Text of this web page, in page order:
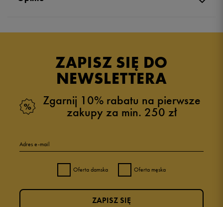
ZAPISZ SIĘ DO
NEWSLETTERA
Zgarnij 10% rabatu na pierwsze
zakupy za min. 250 zł
Adres e-mail
Oferta damska Oferta męska
ZAPISZ SIĘ